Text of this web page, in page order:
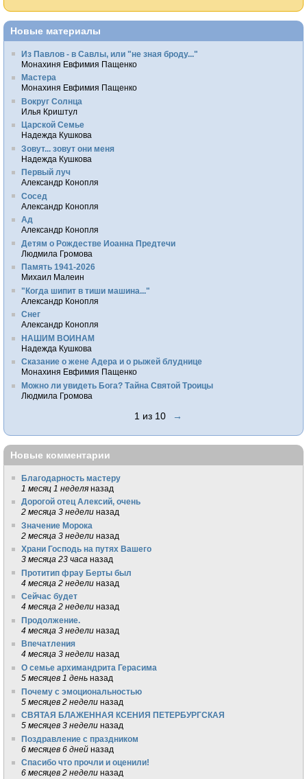
Новые материалы
Из Павлов - в Савлы, или "не зная броду..."
Монахиня Евфимия Пащенко
Мастера
Монахиня Евфимия Пащенко
Вокруг Солнца
Илья Криштул
Царской Семье
Надежда Кушкова
Зовут... зовут они меня
Надежда Кушкова
Первый луч
Александр Конопля
Сосед
Александр Конопля
Ад
Александр Конопля
Детям о Рождестве Иоанна Предтечи
Людмила Громова
Память 1941-2026
Михаил Малеин
"Когда шипит в тиши машина..."
Александр Конопля
Снег
Александр Конопля
НАШИМ ВОИНАМ
Надежда Кушкова
Сказание о жене Адера и о рыжей блуднице
Монахиня Евфимия Пащенко
Можно ли увидеть Бога? Тайна Святой Троицы
Людмила Громова
1 из 10 →
Новые комментарии
Благодарность мастеру
1 месяц 1 неделя назад
Дорогой отец Алексий, очень
2 месяца 3 недели назад
Значение Морока
2 месяца 3 недели назад
Храни Господь на путях Вашего
3 месяца 23 часа назад
Протитип фрау Берты был
4 месяца 2 недели назад
Сейчас будет
4 месяца 2 недели назад
Продолжение.
4 месяца 3 недели назад
Впечатления
4 месяца 3 недели назад
О семье архимандрита Герасима
5 месяцев 1 день назад
Почему с эмоциональностью
5 месяцев 2 недели назад
СВЯТАЯ БЛАЖЕННАЯ КСЕНИЯ ПЕТЕРБУРГСКАЯ
5 месяцев 3 недели назад
Поздравление с праздником
6 месяцев 6 дней назад
Спасибо что прочли и оценили!
6 месяцев 2 недели назад